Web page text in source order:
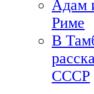
Адам
Риме
В
СССР